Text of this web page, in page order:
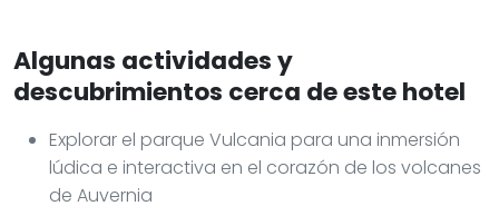
Algunas actividades y
descubrimientos cerca de este hotel
Explorar el parque Vulcania para una inmersión
lúdica e interactiva en el corazón de los volcanes
de Auvernia